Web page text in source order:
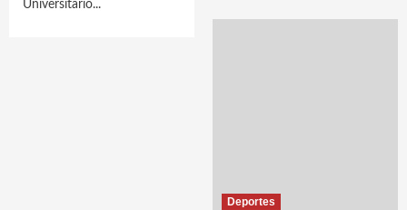
Universitario...
Deportes